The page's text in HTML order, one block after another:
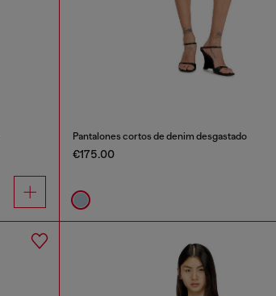
Pantalones cortos de denim desgastado
€175.00